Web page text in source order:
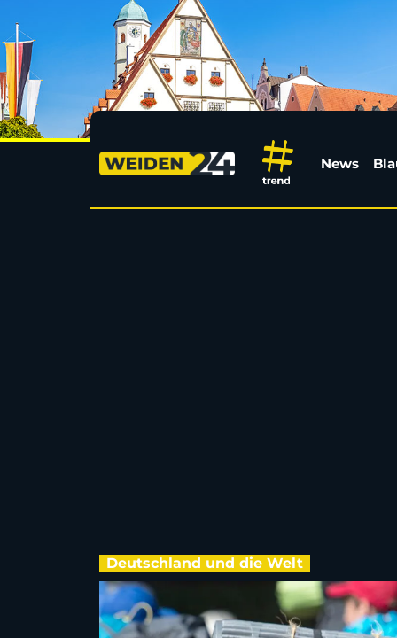
Gratis durch Europa:
News
Deutschland und die Welt